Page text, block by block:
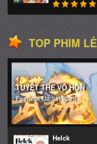
TOP PHIM LẺ
TUYỆT THẾ VÕ HỒN
Peerless Martial Spirit
Helck